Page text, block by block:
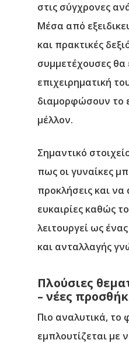
στις σύγχρονες
Μέσα από
και πρακτικές
συμμετέχουσες θα
επιχειρηματική
διαμορφώσουν το
μέλλον.
Σημαντικό
πως οι γυναίκες
προκλήσεις και να
ευκαιρίες καθώς
λειτουργεί ως
και ανταλλαγής
Πλούσιες
– νέες
Πιο αναλυτικά, το
εμπλουτίζεται με